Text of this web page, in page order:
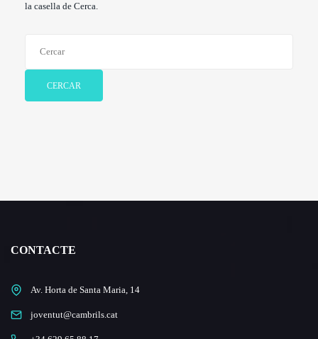
la casella de Cerca.
CERCAR
CONTACTE
Av. Horta de Santa Maria, 14
joventut@cambrils.cat